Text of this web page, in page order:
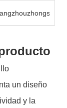
un diseño
y la